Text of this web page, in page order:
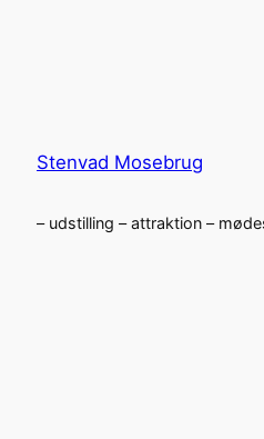
Stenvad Mosebrug
– udstilling – attraktion –